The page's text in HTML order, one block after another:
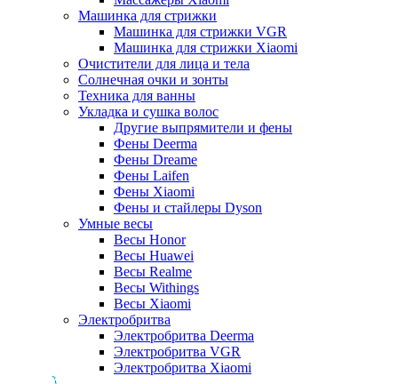
Машинка для стрижки
Машинка для стрижки VGR
Машинка для стрижки Xiaomi
Очистители для лица и тела
Солнечная очки и зонты
Техника для ванны
Укладка и сушка волос
Другие выпрямители и фены
Фены Deerma
Фены Dreame
Фены Laifen
Фены Xiaomi
Фены и стайлеры Dyson
Умные весы
Весы Honor
Весы Huawei
Весы Realme
Весы Withings
Весы Xiaomi
Электробритва
Электробритва Deerma
Электробритва VGR
Электробритва Xiaomi